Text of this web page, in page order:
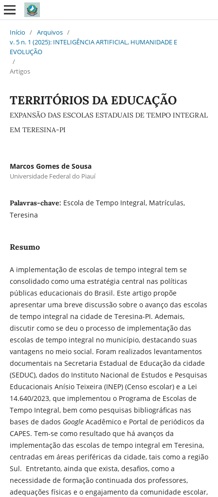
Início / Arquivos /
v. 5 n. 1 (2025): INTELIGÊNCIA ARTIFICIAL, HUMANIDADE E
EVOLUÇÃO
/
Artigos
TERRITÓRIOS DA EDUCAÇÃO
EXPANSÃO DAS ESCOLAS ESTADUAIS DE TEMPO INTEGRAL
EM TERESINA-PI
Marcos Gomes de Sousa
Universidade Federal do Piauí
Palavras-chave: Escola de Tempo Integral, Matrículas,
Teresina
Resumo
A implementação de escolas de tempo integral tem se
consolidado como uma estratégia central nas políticas
públicas educacionais do Brasil. Este artigo propõe
apresentar uma breve discussão sobre o avanço das escolas
de tempo integral na cidade de Teresina-PI. Ademais,
discutir como se deu o processo de implementação das
escolas de tempo integral no município, destacando suas
vantagens no meio social. Foram realizados levantamentos
documentais na Secretaria Estadual de Educação da cidade
(SEDUC), dados do Instituto Nacional de Estudos e Pesquisas
Educacionais Anísio Teixeira (INEP) (Censo escolar) e a Lei
14.640/2023, que implementou o Programa de Escolas de
Tempo Integral, bem como pesquisas bibliográficas nas
bases de dados GoogleAcadêmico e Portal de periódicos da
CAPES. Tem-se como resultado que há avanços da
implementação das escolas de tempo integral em Teresina,
centradas em áreas periféricas da cidade, tais como a região
Sul. Entretanto, ainda que exista, desafios, como a
necessidade de formação continuada dos professores,
adequações físicas e o engajamento da comunidade escolar,